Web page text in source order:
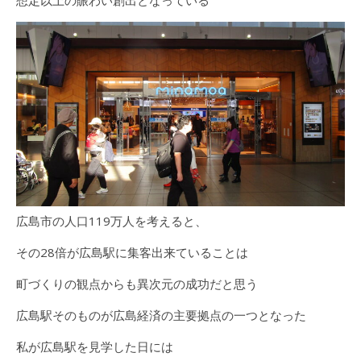
広島市の人口119万人を考えると、
その28倍が広島駅に集客出来ていることは
町づくりの観点からも異次元の成功だと思う
広島駅そのものが広島経済の主要拠点の一つとなった
私が広島駅を見学した日には